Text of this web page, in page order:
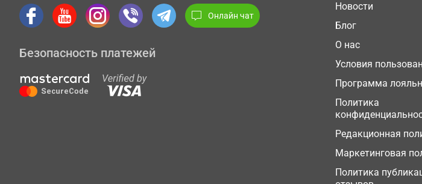
Онлайн чат
Безопасность платежей
Новости
Блог
О нас
Условия
Программа
Политика
Редакционная
Маркетинговая
Политика